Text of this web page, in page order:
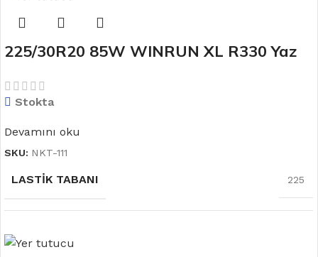
MEVSIM YAZ
225/30R20 85W WINRUN XL R330 Yaz
Stokta
Devamını oku
SKU: NKT-111
LASTIK TABANI 225
LASTIK YANAĞI